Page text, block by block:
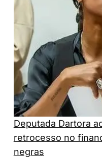
Deputada Dartora
retrocesso no
negras